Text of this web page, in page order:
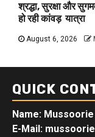
श्रद्धा, सुरक्षा और
हो रही कांवड़ यात्रा
August 6, 2026
QUICK
Name:
E-Mail: